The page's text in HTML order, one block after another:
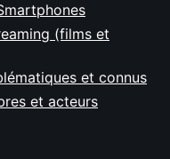
(films et
et connus
et acteurs